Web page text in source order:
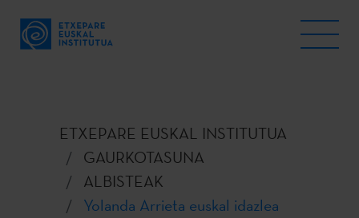
ETXEPARE EUSKAL INSTITUTUA
GAURKOTASUNA
ALBISTEAK
Yolanda Arrieta euskal idazlea